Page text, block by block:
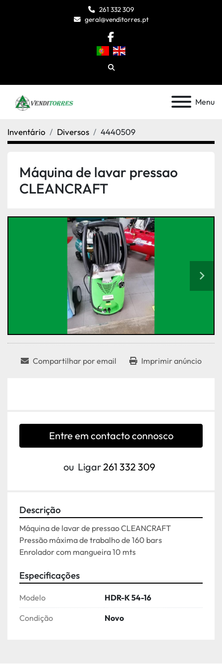
261 332 309
geral@venditorres.pt
facebook
Pesquisar
Menu
Inventário Diversos 4440509
Máquina de lavar pressao
CLEANCRAFT
Compartilhar por email Imprimir anúncio
Entre em contacto connosco
ou Ligar261 332 309
Descrição
Máquina de lavar de pressao CLEANCRAFT
Pressão máxima de trabalho de 160 bars
Enrolador com mangueira 10 mts
Especificações
Modelo HDR-K 54-16
Condição Novo